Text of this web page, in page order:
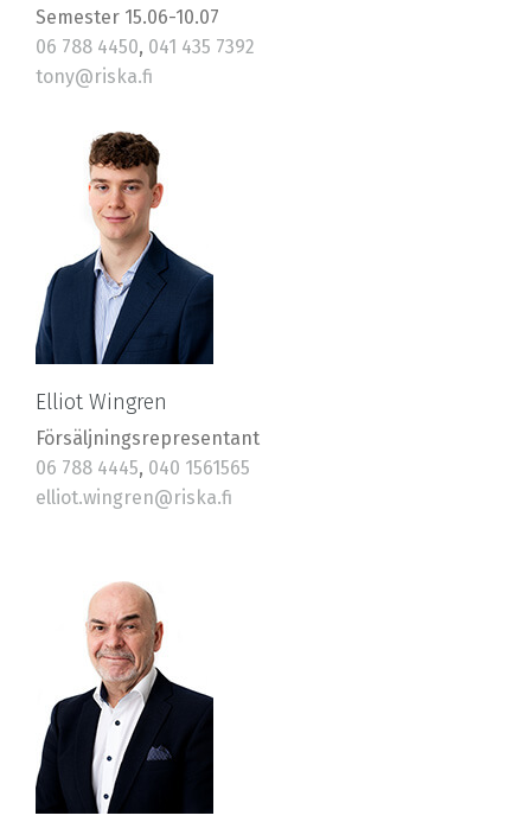
Semester 15.06-10.07
06 788 4450, 041 435 7392
tony@riska.fi
Elliot Wingren
Försäljningsrepresentant
06 788 4445, 040 1561565
elliot.wingren@riska.fi